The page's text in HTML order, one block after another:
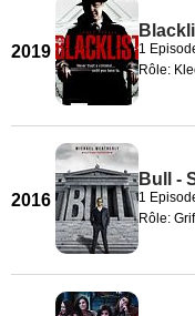
2019 1
Rôle:
2016
Bull -
1
Rôle: